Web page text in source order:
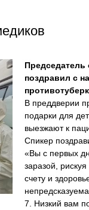
поздравил с
В преддверии
подарки для
выезжают к
Спикер
«Вы с первых
заразой,
счету и
7. Низкий вам